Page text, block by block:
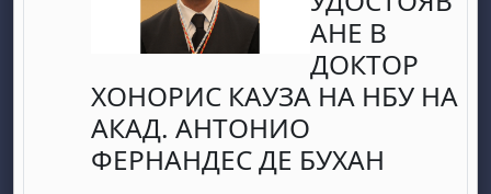
АНЕ В
ДОКТОР
ХОНОРИС КАУЗА НА НБУ НА
АКАД. АНТОНИО
ФЕРНАНДЕС ДЕ БУХАН